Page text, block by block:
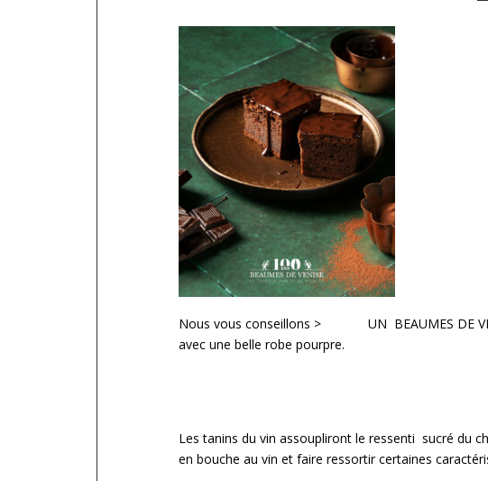
Nous vous conseillons > UN BEAUMES DE
avec une belle robe pourpre.
Les tanins du vin assoupliront le ressenti sucré du
en bouche au vin et faire ressortir certaines